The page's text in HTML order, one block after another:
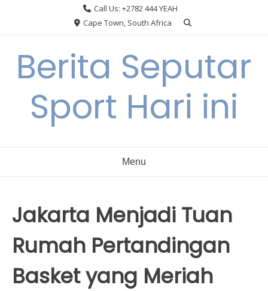
Call Us: +2782 444 YEAH
Cape Town, South Africa
Berita Seputar
Sport Hari ini
Menu
Jakarta Menjadi Tuan
Rumah Pertandingan
Basket yang Meriah